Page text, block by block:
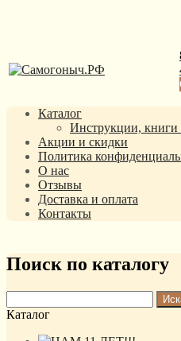
Каталог
Инструкции, книги
Акции и скидки
Политика
О нас
Отзывы
Доставка и оплата
Контакты
Поиск по каталогу
Каталог